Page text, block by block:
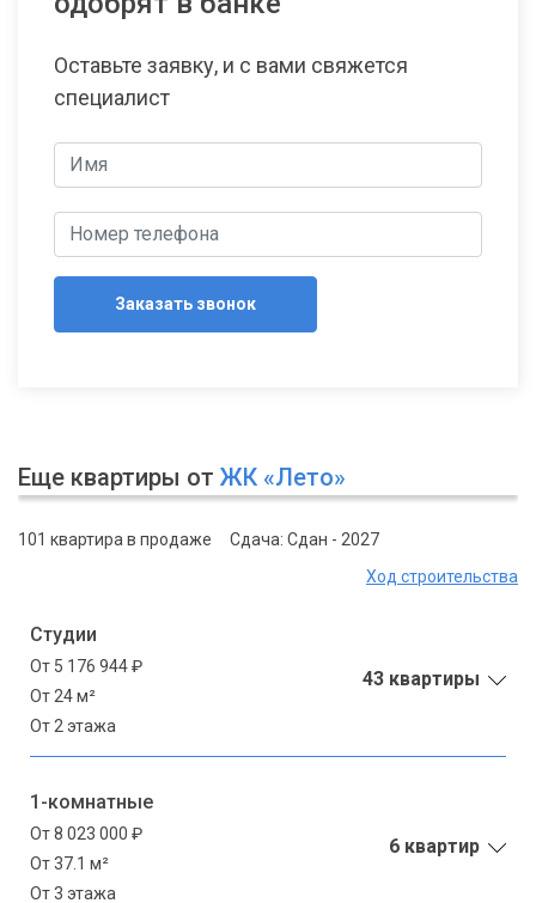
Оставьте заявку, и с вами свяжется
специалист
Заказать звонок
Еще квартиры от ЖК «Лето»
101 квартира в продаже
Сдача: Сдан - 2027
Ход строительства
Студии
От 5 176 944 ₽
От 24 м²
От 2 этажа
43 квартиры
1-комнатные
От 8 023 000 ₽
От 37.1 м²
От 3 этажа
6 квартир